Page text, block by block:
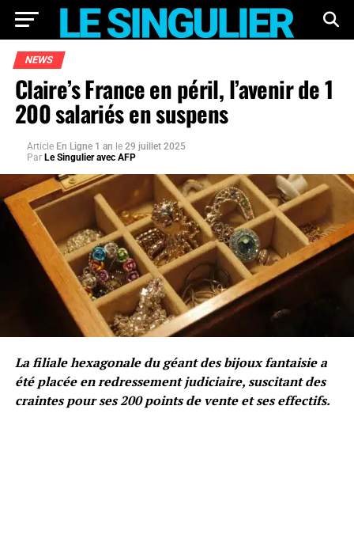
NEWS
Claire’s France en péril, l’avenir de 1
200 salariés en suspens
Article En Ligne 1 an le 29 juillet 2025
Par Le Singulier avec AFP
La filiale hexagonale du géant des bijoux fantaisie a
été placée en redressement judiciaire, suscitant des
craintes pour ses 200 points de vente et ses effectifs.